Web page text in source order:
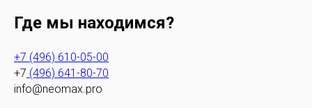
Где мы находимся?
+7 (496) 610-05-00
+7 (496) 641-80-70
info@neomax.pro